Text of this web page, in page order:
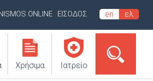
ΕΙΣΟΔΟΣ en ελ
ONLINE
Χρήσιμα Ιατρείο